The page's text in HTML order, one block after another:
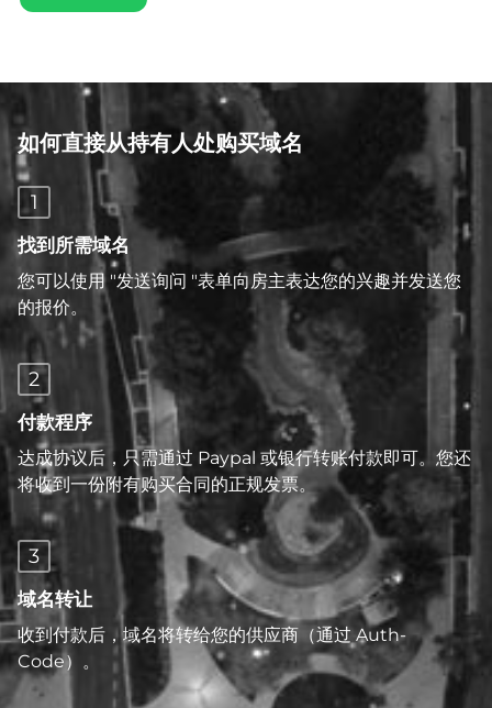
如何直接从持有人处购买域名
1
找到所需域名
您可以使用 "发送询问 "表单向房主表达您的兴趣并发送您
的报价。
2
付款程序
达成协议后，只需通过 Paypal 或银行转账付款即可。您还
将收到一份附有购买合同的正规发票。
3
域名转让
收到付款后，域名将转给您的供应商（通过 Auth-
Code）。